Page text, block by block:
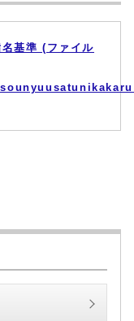
基準 (ファイル